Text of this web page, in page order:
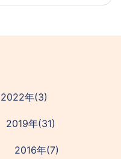
2022年(3)
2019年(31)
2016年(7)